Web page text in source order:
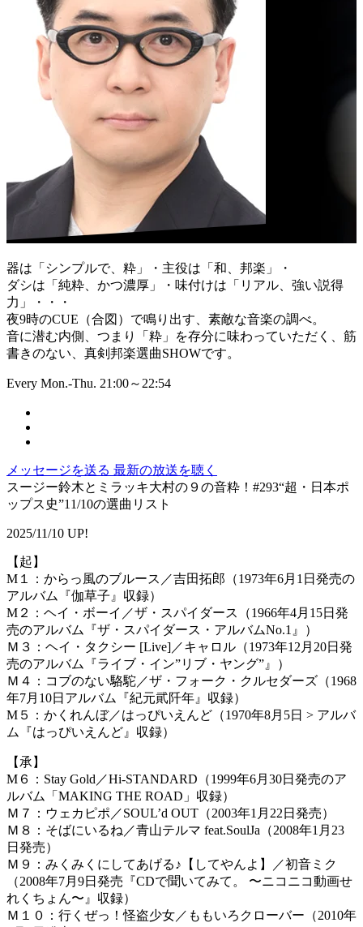
器は「シンプルで、粋」・主役は「和、邦楽」・
ダシは「純粋、かつ濃厚」・味付けは「リアル、強い説得
力」・・・
夜9時のCUE（合図）で鳴り出す、素敵な音楽の調べ。
音に潜む内側、つまり「粋」を存分に味わっていただく、筋
書きのない、真剣邦楽選曲SHOWです。
Every Mon.-Thu. 21:00～22:54
メッセージを送る 最新の放送を聴く
スージー鈴木とミラッキ大村の９の音粋！#293“超・日本ポ
ップス史”11/10の選曲リスト
2025/11/10 UP!
【起】
M１：からっ風のブルース／吉田拓郎（1973年6月1日発売の
アルバム『伽草子』収録）
M２：ヘイ・ボーイ／ザ・スパイダース（1966年4月15日発
売のアルバム『ザ・スパイダース・アルバムNo.1』）
Ｍ３：ヘイ・タクシー [Live]／キャロル（1973年12月20日発
売のアルバム『ライブ・イン”リブ・ヤング”』）
Ｍ４：コブのない駱駝／ザ・フォーク・クルセダーズ（1968
年7月10日アルバム『紀元貮阡年』収録）
M５：かくれんぼ／はっぴいえんど（1970年8月5日 > アルバ
ム『はっぴいえんど』収録）
【承】
M６：Stay Gold／Hi-STANDARD（1999年6月30日発売のア
ルバム「MAKING THE ROAD」収録）
Ｍ７：ウェカピポ／SOUL’d OUT（2003年1月22日発売）
Ｍ８：そばにいるね／青山テルマ feat.SoulJa（2008年1月23
日発売）
Ｍ９：みくみくにしてあげる♪【してやんよ】／初音ミク
（2008年7月9日発売『CDで聞いてみて。 〜ニコニコ動画せ
れくちょん〜』収録）
Ｍ１０：行くぜっ！怪盗少女／ももいろクローバー（2010年